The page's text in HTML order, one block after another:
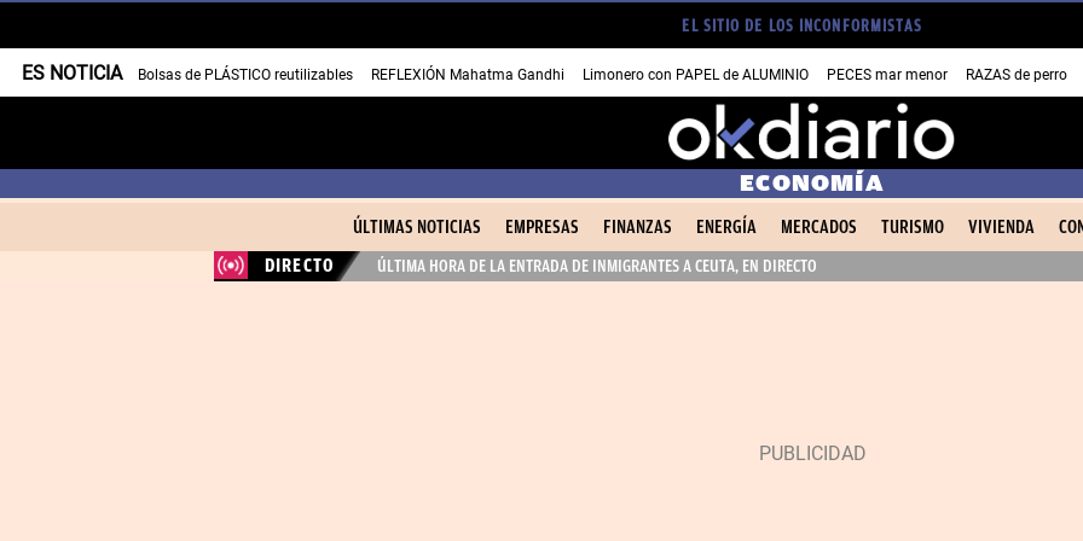
EL SITIO DE LOS INCONFORMISTAS
ES NOTICIA Bolsas de PLÁSTICO reutilizables REFLEXIÓN Mahatma Gandhi Limonero con PAPEL de ALUMINIO PECES mar menor RAZAS de perro
ECONOMÍA
ÚLTIMAS NOTICIAS EMPRESAS FINANZAS ENERGÍA MERCADOS TURISMO VIVIENDA
DIRECTO
ÚLTIMA HORA DE LA ENTRADA DE INMIGRANTES A CEUTA, EN DIRECTO